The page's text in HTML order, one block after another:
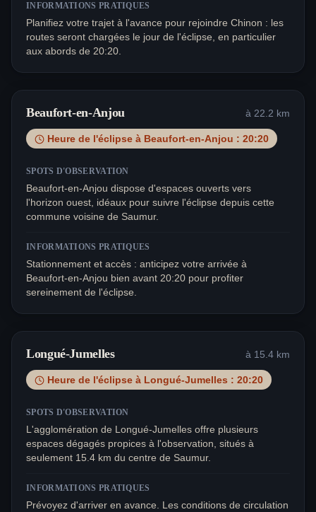
INFORMATIONS PRATIQUES
Planifiez votre trajet à l'avance pour rejoindre Chinon : les
routes seront chargées le jour de l'éclipse, en particulier
aux abords de 20:20.
Beaufort-en-Anjou à 22.2 km
Heure de l'éclipse à Beaufort-en-Anjou : 20:20
SPOTS D'OBSERVATION
Beaufort-en-Anjou dispose d'espaces ouverts vers
l'horizon ouest, idéaux pour suivre l'éclipse depuis cette
commune voisine de Saumur.
INFORMATIONS PRATIQUES
Stationnement et accès : anticipez votre arrivée à
Beaufort-en-Anjou bien avant 20:20 pour profiter
sereinement de l'éclipse.
Longué-Jumelles à 15.4 km
Heure de l'éclipse à Longué-Jumelles : 20:20
SPOTS D'OBSERVATION
L'agglomération de Longué-Jumelles offre plusieurs
espaces dégagés propices à l'observation, situés à
seulement 15.4 km du centre de Saumur.
INFORMATIONS PRATIQUES
Prévoyez d'arriver en avance. Les conditions de circulation